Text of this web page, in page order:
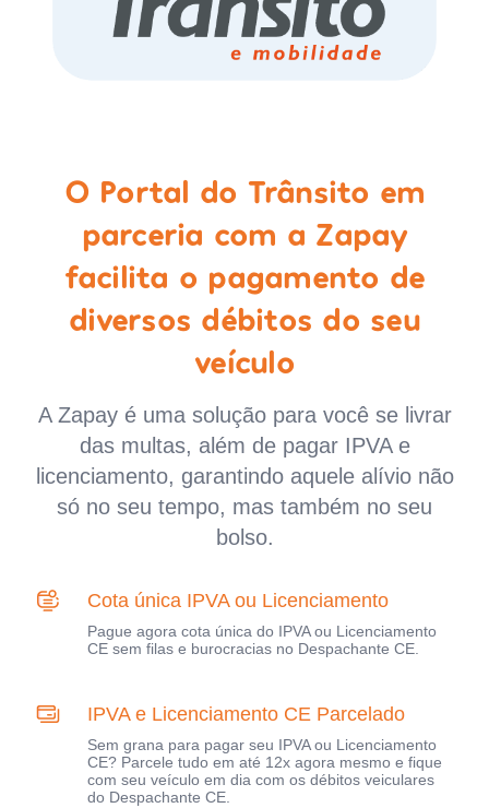
O Portal do Trânsito em
parceria com a Zapay
facilita o pagamento de
diversos débitos do seu
veículo
A Zapay é uma solução para você se livrar
das multas, além de pagar IPVA e
licenciamento, garantindo aquele alívio não
só no seu tempo, mas também no seu
bolso.
Cota única IPVA ou Licenciamento
Pague agora cota única do IPVA ou Licenciamento
CE sem filas e burocracias no Despachante CE.
IPVA e Licenciamento CE Parcelado
Sem grana para pagar seu IPVA ou Licenciamento
CE? Parcele tudo em até 12x agora mesmo e fique
com seu veículo em dia com os débitos veiculares
do Despachante CE.